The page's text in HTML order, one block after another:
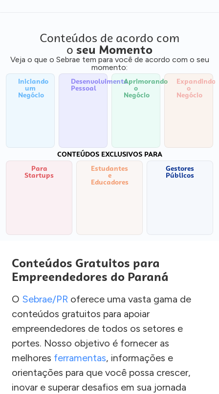
Conteúdos de acordo com
o seu Momento
Veja o que o Sebrae tem para você de acordo com o seu
momento:
Iniciando
um
Negócio
Desenvolvimento
Pessoal
Aprimorando
o
Negócio
Expandindo
o
Negócio
CONTEÚDOS EXCLUSIVOS PARA
Para
Startups
Estudantes
e
Educadores
Gestores
Públicos
Conteúdos Gratuitos para
Empreendedores do Paraná
O Sebrae/PR oferece uma vasta gama de
conteúdos gratuitos para apoiar
empreendedores de todos os setores e
portes. Nosso objetivo é fornecer as
melhores ferramentas, informações e
orientações para que você possa crescer,
inovar e superar desafios em sua jornada